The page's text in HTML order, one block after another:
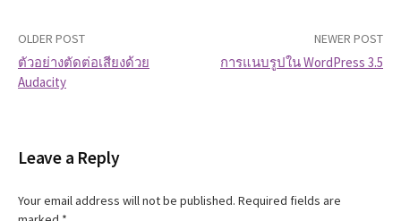
P
s
t
OLDER POST
ตัวอย่างตัดต่อเสียงด้วย
Audacity
NEWER POST
การแนบรูปใน WordPress 3.5
Leave a Reply
Your email address will not be published. Required fields are